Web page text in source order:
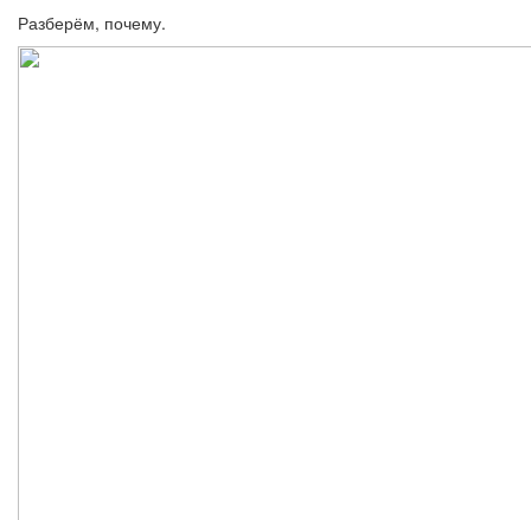
Разберём, почему.